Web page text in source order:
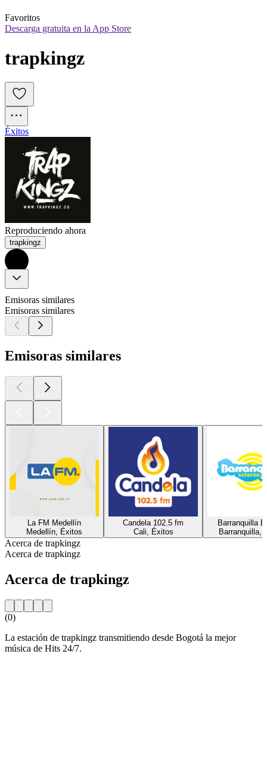
Favoritos
Descarga gratuita en la App Store
trapkingz
Éxitos
Reproduciendo ahora
trapkingz
Emisoras similares
Emisoras similares
Emisoras similares
La FM Medellín
Medellín, Éxitos
Candela 102.5 fm
Cali, Éxitos
Barranquilla
Barranquilla,
Acerca de trapkingz
Acerca de trapkingz
Acerca de trapkingz
(0)
La estación de trapkingz transmitiendo desde Bogotá la mejor
música de Hits 24/7.